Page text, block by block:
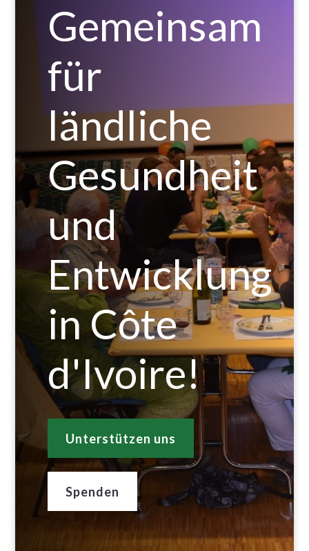
Gemeinsam
für
ländliche
Gesundheit
und
Entwicklung
in Côte
d'Ivoire!
Unterstützen uns
Spenden